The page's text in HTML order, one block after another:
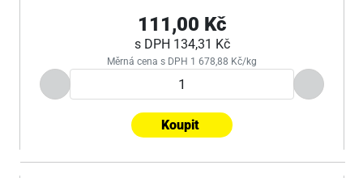
111,00 Kč
s DPH 134,31 Kč
Měrná cena s DPH 1 678,88 Kč/kg
Koupit